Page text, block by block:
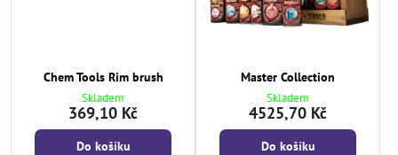
Chem Tools Rim brush
Skladem
369,10 Kč
Do košíku
Master Collection
Skladem
4525,70 Kč
Do košíku